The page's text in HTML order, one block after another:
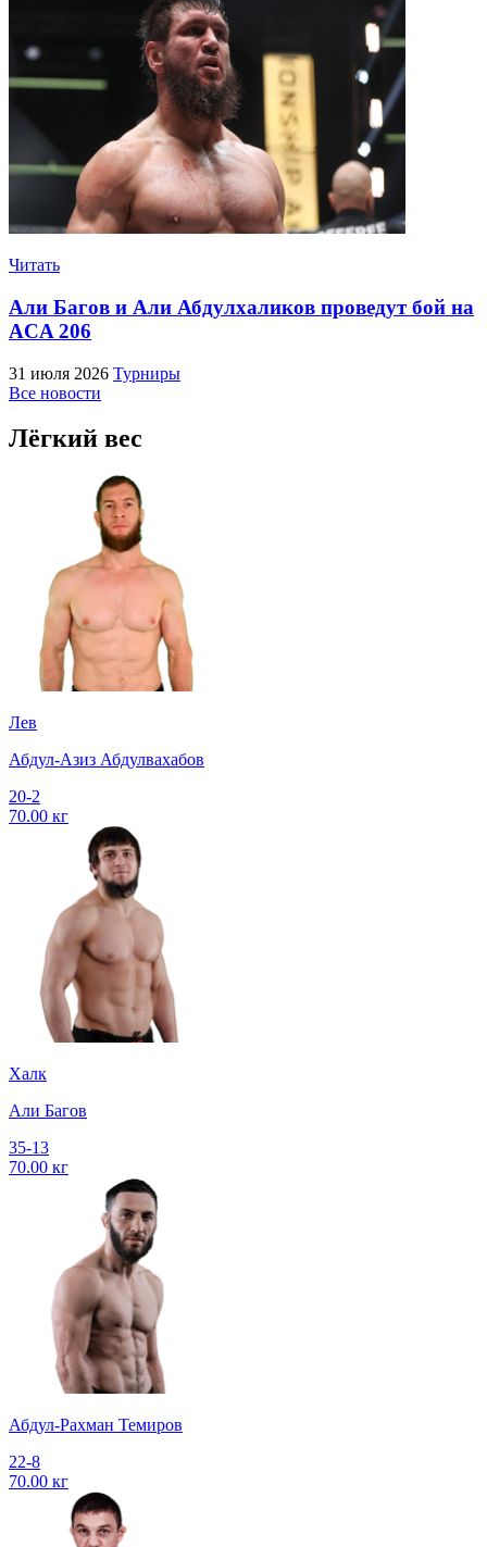
Читать
Али Багов и Али Абдулхаликов проведут бой на
ACA 206
31 июля 2026 Турниры
Все новости
Лёгкий вес
Лев
Абдул-Азиз Абдулвахабов
20-2
70.00 кг
Халк
Али Багов
35-13
70.00 кг
Абдул-Рахман Темиров
22-8
70.00 кг